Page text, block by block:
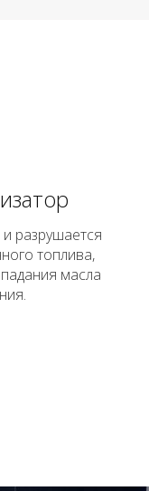
и разрушается
топлива,
масла